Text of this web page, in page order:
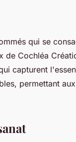
qui se
de Cochléa
capturent
permettant